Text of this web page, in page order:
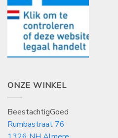
ONZE WINKEL
BeestachtigGoed
Rumbastraat 76